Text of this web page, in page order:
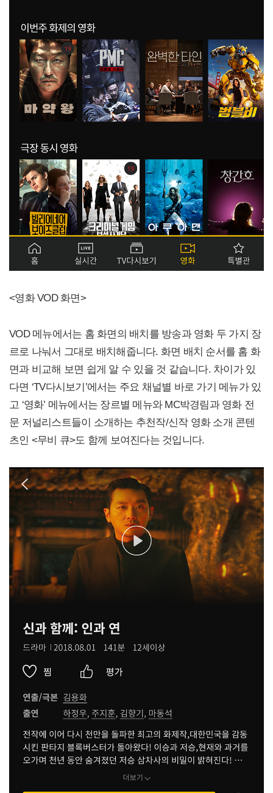
<영화 VOD 화면>
VOD 메뉴에서는 홈 화면의 배치를 방송과 영화 두 가지 장
르로 나눠서 그대로 배치해줍니다. 화면 배치 순서를 홈 화
면과 비교해 보면 쉽게 알 수 있을 것 같습니다. 차이가 있
다면 ‘TV다시보기’에서는 주요 채널별 바로 가기 메뉴가 있
고 ‘영화’ 메뉴에서는 장르별 메뉴와 MC박경림과 영화 전
문 저널리스트들이 소개하는 추천작/신작 영화 소개 콘텐
츠인 <무비 큐>도 함께 보여진다는 것입니다.